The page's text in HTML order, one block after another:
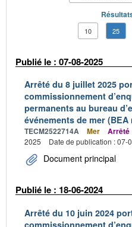
10 25
Publié le : 07-08-2025
Arrêté du 8 juillet 2025
commissionnement
permanents au bureau
événements de mer (BEA
TECM2522714A Mer Arrêté
2025
Date de publication : 07-
Document principal
Publié le : 18-06-2024
Arrêté du 10 juin 2024
commissionnement